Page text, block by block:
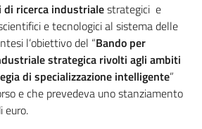
di ricerca industrialestrategici e
e tecnologici al sistema delle
l’obiettivo del “Bando per
strategica rivolti agli ambiti
di specializzazione intelligente”
e che prevedeva uno stanziamento
euro.